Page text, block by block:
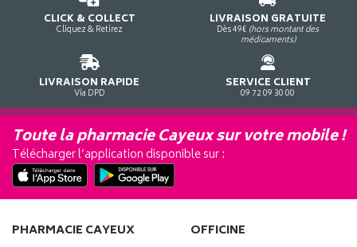
CLICK & COLLECT
Cliquez & Retirez
LIVRAISON GRATUITE
Dès 49€ (hors montant des
médicaments)
LIVRAISON RAPIDE
Via DPD
SERVICE CLIENT
09 72 09 30 00
Toute la pharmacie Cayeux sur votre mobile !
Télécharger l’application disponible sur :
PHARMACIE CAYEUX OFFICINE